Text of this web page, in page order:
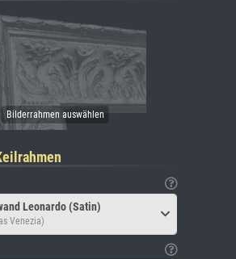
Leonardo (Satin)
Venezia)